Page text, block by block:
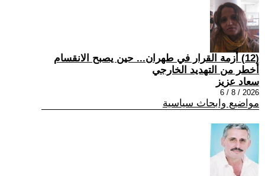
(12) أزمة القرار في طهران... حين يصبح الانقسام
أخطر من التهديد الخارجي
سعاد عزيز
2026 / 8 / 6
مواضيع وابحاث سياسية